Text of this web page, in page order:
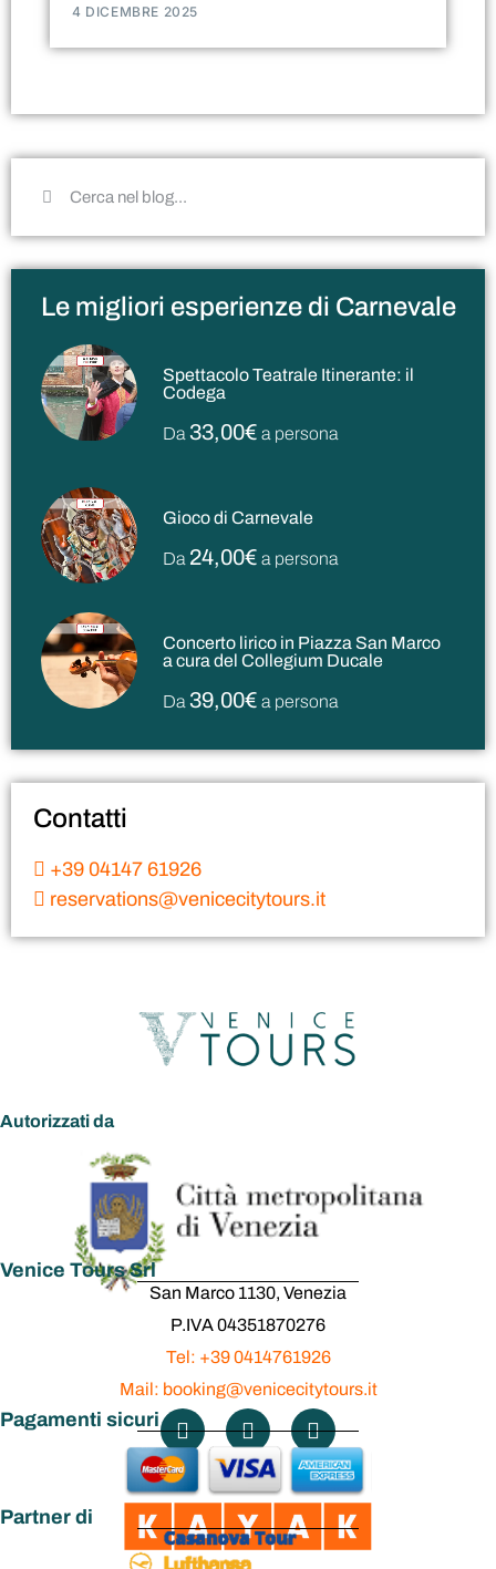
4 DICEMBRE 2025
Le migliori esperienze di Carnevale
Spettacolo Teatrale Itinerante: il
Codega
Da33,00€ a persona
Gioco di Carnevale
Da 24,00€ a persona
Concerto lirico in Piazza San Marco
a cura del Collegium Ducale
Da39,00€ a persona
Contatti
+39 04147 61926
reservations@venicecitytours.it
Autorizzati da
Venice Tours Srl
San Marco 1130, Venezia
P.IVA 04351870276
Tel: +39 0414761926
Mail: booking@venicecitytours.it
Pagamenti sicuri
Partner di